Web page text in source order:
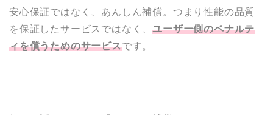
安心保証ではなく、あんしん補償。つまり性能の品質
を保証したサービスではなく、ユーザー側のペナルテ
ィを償うためのサービスです。